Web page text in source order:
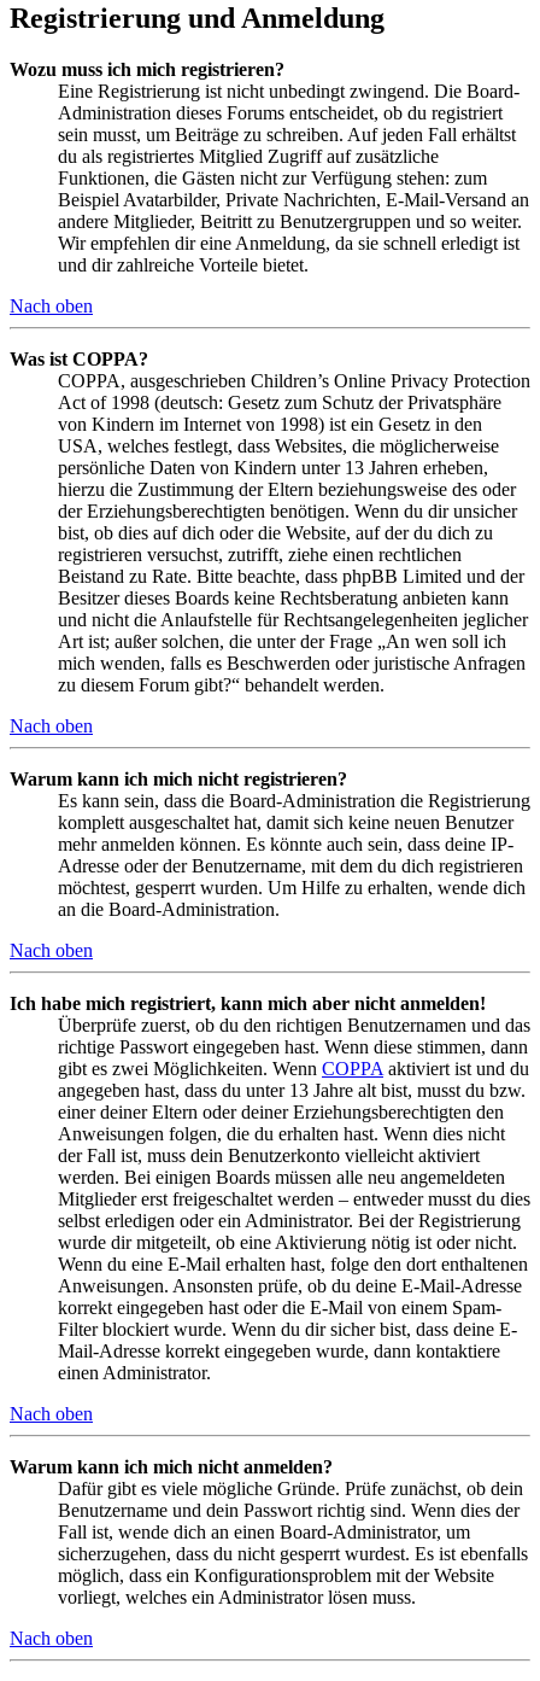
Registrierung und Anmeldung
Wozu muss ich mich registrieren?
Eine Registrierung ist nicht unbedingt zwingend. Die Board-
Administration dieses Forums entscheidet, ob du registriert
sein musst, um Beiträge zu schreiben. Auf jeden Fall erhältst
du als registriertes Mitglied Zugriff auf zusätzliche
Funktionen, die Gästen nicht zur Verfügung stehen: zum
Beispiel Avatarbilder, Private Nachrichten, E-Mail-Versand an
andere Mitglieder, Beitritt zu Benutzergruppen und so weiter.
Wir empfehlen dir eine Anmeldung, da sie schnell erledigt ist
und dir zahlreiche Vorteile bietet.
Nach oben
Was ist COPPA?
COPPA, ausgeschrieben Children’s Online Privacy Protection
Act of 1998 (deutsch: Gesetz zum Schutz der Privatsphäre
von Kindern im Internet von 1998) ist ein Gesetz in den
USA, welches festlegt, dass Websites, die möglicherweise
persönliche Daten von Kindern unter 13 Jahren erheben,
hierzu die Zustimmung der Eltern beziehungsweise des oder
der Erziehungsberechtigten benötigen. Wenn du dir unsicher
bist, ob dies auf dich oder die Website, auf der du dich zu
registrieren versuchst, zutrifft, ziehe einen rechtlichen
Beistand zu Rate. Bitte beachte, dass phpBB Limited und der
Besitzer dieses Boards keine Rechtsberatung anbieten kann
und nicht die Anlaufstelle für Rechtsangelegenheiten jeglicher
Art ist; außer solchen, die unter der Frage „An wen soll ich
mich wenden, falls es Beschwerden oder juristische Anfragen
zu diesem Forum gibt?“ behandelt werden.
Nach oben
Warum kann ich mich nicht registrieren?
Es kann sein, dass die Board-Administration die Registrierung
komplett ausgeschaltet hat, damit sich keine neuen Benutzer
mehr anmelden können. Es könnte auch sein, dass deine IP-
Adresse oder der Benutzername, mit dem du dich registrieren
möchtest, gesperrt wurden. Um Hilfe zu erhalten, wende dich
an die Board-Administration.
Nach oben
Ich habe mich registriert, kann mich aber nicht anmelden!
Überprüfe zuerst, ob du den richtigen Benutzernamen und das
richtige Passwort eingegeben hast. Wenn diese stimmen, dann
gibt es zwei Möglichkeiten. Wenn COPPA aktiviert ist und du
angegeben hast, dass du unter 13 Jahre alt bist, musst du bzw.
einer deiner Eltern oder deiner Erziehungsberechtigten den
Anweisungen folgen, die du erhalten hast. Wenn dies nicht
der Fall ist, muss dein Benutzerkonto vielleicht aktiviert
werden. Bei einigen Boards müssen alle neu angemeldeten
Mitglieder erst freigeschaltet werden – entweder musst du dies
selbst erledigen oder ein Administrator. Bei der Registrierung
wurde dir mitgeteilt, ob eine Aktivierung nötig ist oder nicht.
Wenn du eine E-Mail erhalten hast, folge den dort enthaltenen
Anweisungen. Ansonsten prüfe, ob du deine E-Mail-Adresse
korrekt eingegeben hast oder die E-Mail von einem Spam-
Filter blockiert wurde. Wenn du dir sicher bist, dass deine E-
Mail-Adresse korrekt eingegeben wurde, dann kontaktiere
einen Administrator.
Nach oben
Warum kann ich mich nicht anmelden?
Dafür gibt es viele mögliche Gründe. Prüfe zunächst, ob dein
Benutzername und dein Passwort richtig sind. Wenn dies der
Fall ist, wende dich an einen Board-Administrator, um
sicherzugehen, dass du nicht gesperrt wurdest. Es ist ebenfalls
möglich, dass ein Konfigurationsproblem mit der Website
vorliegt, welches ein Administrator lösen muss.
Nach oben